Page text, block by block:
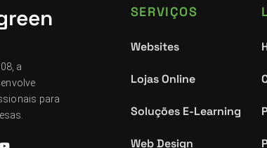
a
para
SERVIÇOS
Websites
Lojas Online
Soluções E-Learning
Web Design